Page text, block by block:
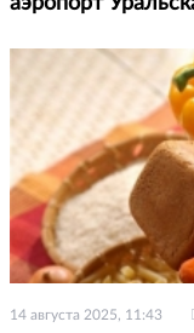
14 августа 2025, 11:43